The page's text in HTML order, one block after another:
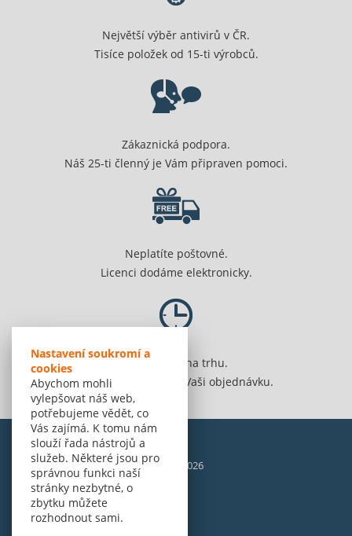
Nastavení soukromí a
cookies
Abychom mohli
vylepšovat náš web,
potřebujeme vědět, co
Vás zajímá. K tomu nám
slouží řada nástrojů a
služeb. Některé jsou pro
správnou funkci naší
stránky nezbytné, o
zbytku můžete
rozhodnout sami.
Největší výběr antivirů v ČR.
Tisíce položek od 15-ti výrobců.
Zákaznická podpora.
Náš 25-ti členný je Vám připraven pomoci.
Neplatíte poštovné.
Licenci dodáme elektronicky.
Jsme 20 let na trhu.
Spolehlivě vyřídíme Vaši objednávku.
© Amenit Software Solutions, 1998 - 2026
Powered bynopCommerce